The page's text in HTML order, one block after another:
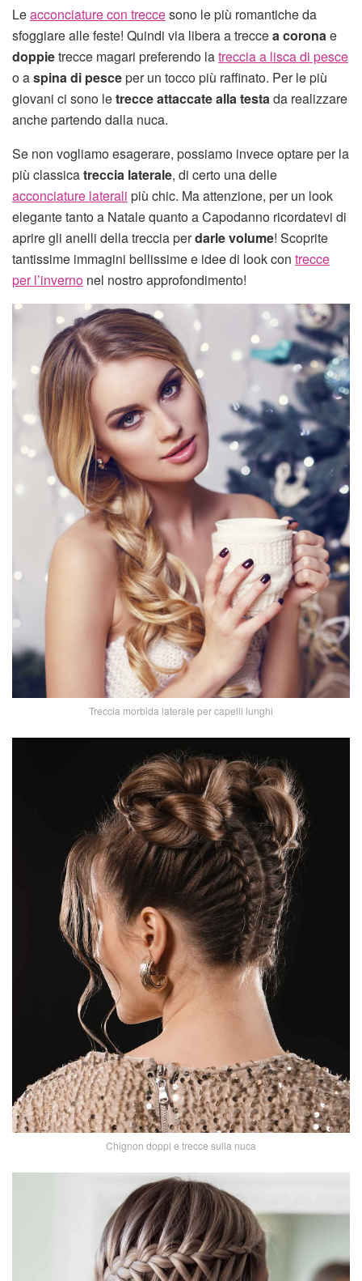
Leacconciature con treccesono le più romantiche da
sfoggiare alle feste! Quindi via libera a treccea coronae
doppietrecce magari preferendo latreccia a lisca di pesce
o aspina di pesceper un tocco più raffinato. Per le più
giovani ci sono letrecce attaccate alla testada realizzare
anche partendo dalla nuca.
Se non vogliamo esagerare, possiamo invece optare per la
più classicatreccia laterale, di certo una delle
acconciature laterali più chic. Ma attenzione, per un look
elegante tanto a Natale quanto a Capodanno ricordatevi di
aprire gli anelli della treccia perdarle volume! Scoprite
tantissime immagini bellissime e idee di look con trecce
per l’inverno nel nostro approfondimento!
Treccia morbida laterale per capelli lunghi
Chignon doppi e trecce sulla nuca